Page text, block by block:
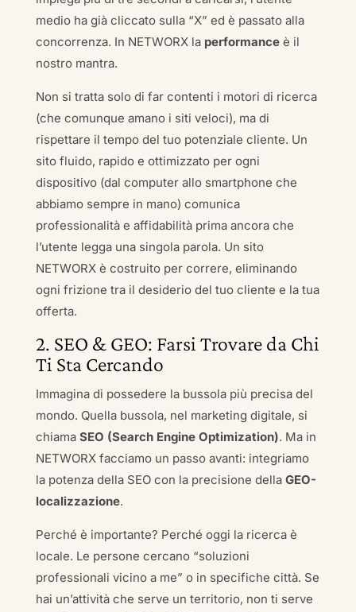
medio ha già cliccato sulla “X” ed è passato alla
concorrenza. In NETWORX la performanceè il
nostro mantra.
Non si tratta solo di far contenti i motori di ricerca
(che comunque amano i siti veloci), ma di
rispettare il tempo del tuo potenziale cliente. Un
sito fluido, rapido e ottimizzato per ogni
dispositivo (dal computer allo smartphone che
abbiamo sempre in mano) comunica
professionalità e affidabilità prima ancora che
l’utente legga una singola parola. Un sito
NETWORX è costruito per correre, eliminando
ogni frizione tra il desiderio del tuo cliente e la tua
offerta.
2. SEO & GEO: Farsi Trovare da Chi
Ti Sta Cercando
Immagina di possedere la bussola più precisa del
mondo. Quella bussola, nel marketing digitale, si
chiama SEO (Search Engine Optimization). Ma in
NETWORX facciamo un passo avanti: integriamo
la potenza della SEO con la precisione della GEO-
localizzazione.
Perché è importante? Perché oggi la ricerca è
locale. Le persone cercano “soluzioni
professionali vicino a me” o in specifiche città. Se
hai un’attività che serve un territorio, non ti serve